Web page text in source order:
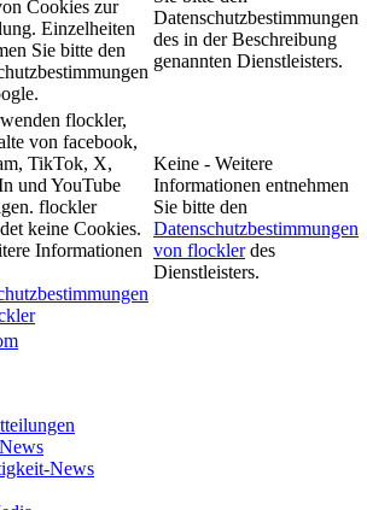
Cookies zur
Einzelheiten
Sie bitte den
Datenschutzbestimmungen
des in der Beschreibung
genannten Dienstleisters.
flockler,
von facebook,
TikTok, X,
und YouTube
flockler
keine Cookies.
Informationen
Keine - Weitere
Informationen entnehmen
Sie bitte den
Datenschutzbestimmungen
von flocklerdes
Dienstleisters.
News